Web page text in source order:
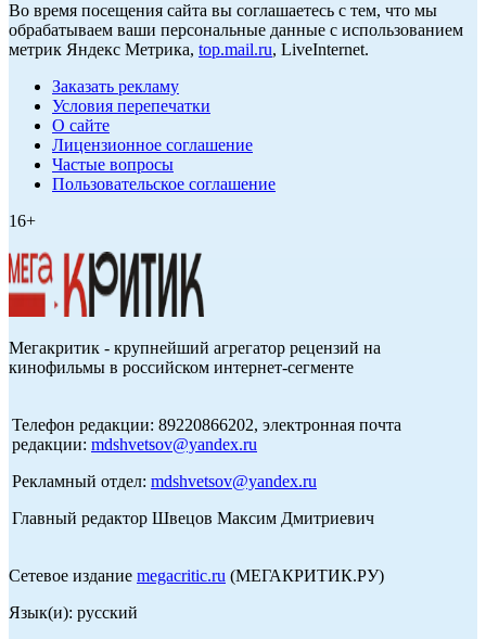
Во время посещения сайта вы соглашаетесь с тем, что мы
обрабатываем ваши персональные данные с использованием
метрик Яндекс Метрика, top.mail.ru, LiveInternet.
Заказать рекламу
Условия перепечатки
О сайте
Лицензионное соглашение
Частые вопросы
Пользовательское соглашение
16+
Мегакритик - крупнейший агрегатор рецензий на
кинофильмы в российском интернет-сегменте
Телефон редакции: 89220866202, электронная почта
редакции: mdshvetsov@yandex.ru
Рекламный отдел: mdshvetsov@yandex.ru
Главный редактор Швецов Максим Дмитриевич
Сетевое издание megacritic.ru (МЕГАКРИТИК.РУ)
Язык(и): русский